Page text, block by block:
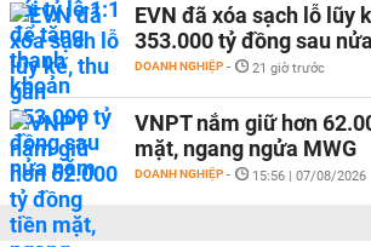
EVN đã xóa sạch lỗ lũy
353.000 tỷ đồng sau
DOANH NGHIỆP - 21 giờ trước
VNPT nắm giữ hơn
mặt, ngang ngửa MWG
DOANH NGHIỆP - 15:56 | 07/08/2026